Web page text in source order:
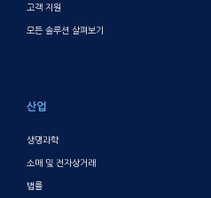
고객 지원
모든 솔루션 살펴보기
산업
생명과학
소매 및 전자상거래
법률